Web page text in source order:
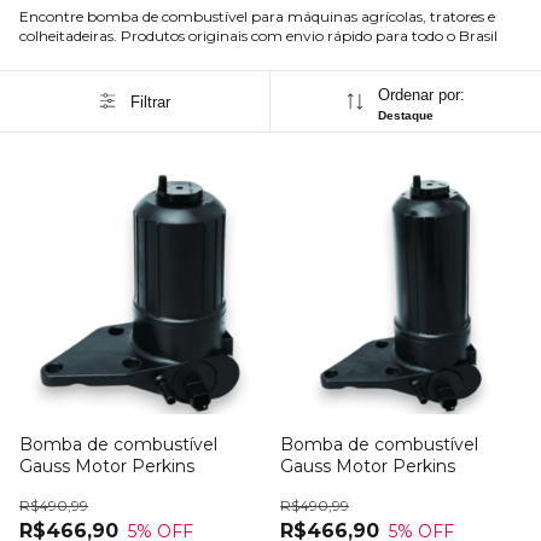
Encontre bomba de combustível para máquinas agrícolas, tratores e
colheitadeiras. Produtos originais com envio rápido para todo o Brasil
Filtrar Ordenar por:
Destaque
Bomba de combustível
Gauss Motor Perkins
R$466,90
R$490,99
5% OFF
Bomba de combustível
Gauss Motor Perkins
R$466,90
R$490,99
5% OFF